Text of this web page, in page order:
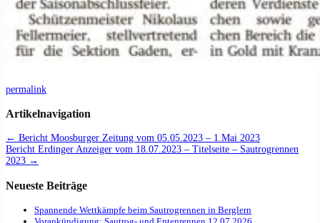
permalink
Artikelnavigation
← Bericht Moosburger Zeitung vom 05.05.2023 – 1.Mai 2023
Bericht Erdinger Anzeiger vom 18.07.2023 – Titelseite – Sautrogrennen
2023 →
Neueste Beiträge
Spannende Wettkämpfe beim Sautrogrennen in Berglern